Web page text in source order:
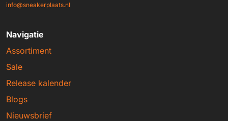
info@sneakerplaats.nl
Navigatie
Assortiment
Sale
Release kalender
Blogs
Nieuwsbrief